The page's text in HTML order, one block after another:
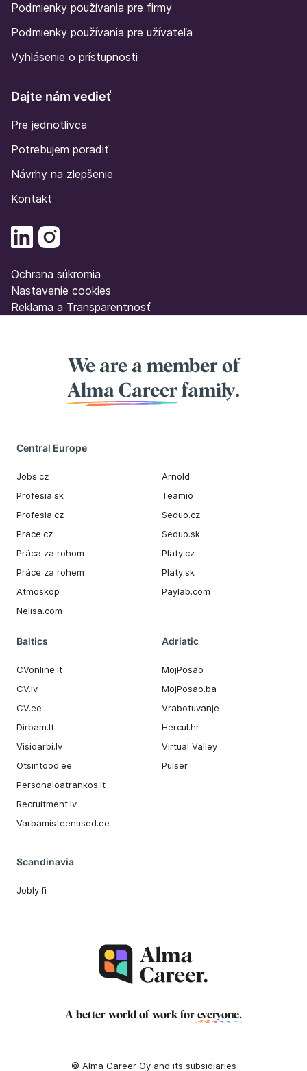
Podmienky používania pre firmy
Podmienky používania pre užívateľa
Vyhlásenie o prístupnosti
Dajte nám vedieť
Pre jednotlivca
Potrebujem poradiť
Návrhy na zlepšenie
Kontakt
Ochrana súkromia
Nastavenie cookies
Reklama a Transparentnosť
We are a member of
Alma Career family.
Central Europe
Jobs.cz
Profesia.sk
Profesia.cz
Prace.cz
Práca za rohom
Práce za rohem
Atmoskop
Nelisa.com
Arnold
Teamio
Seduo.cz
Seduo.sk
Platy.cz
Platy.sk
Paylab.com
Baltics
CVonline.lt
CV.lv
CV.ee
Dirbam.It
Visidarbi.lv
Otsintood.ee
Personaloatrankos.lt
Recruitment.lv
Varbamisteenused.ee
Adriatic
MojPosao
MojPosao.ba
Vrabotuvanje
Hercul.hr
Virtual Valley
Pulser
Scandinavia
Jobly.fi
A better world of work for everyone.
© Alma Career Oy and its subsidiaries